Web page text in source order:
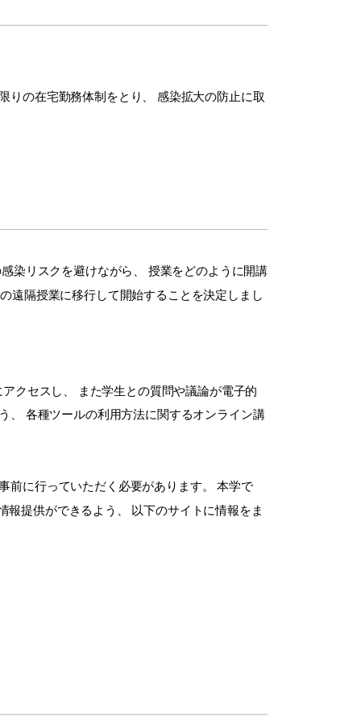
りの在宅勤務体制をとり、 感染拡大の防止に取
染リスクを避けながら、 授業をどのように開講
遠隔授業に移行して開始することを決定しまし
クセスし、 また学生との質問や議論が電子的
、 各種ツールの利用方法に関するオンライン講
前に行っていただく必要があり ます。 本学で
提供ができるよう、 以下のサイトに情報をま